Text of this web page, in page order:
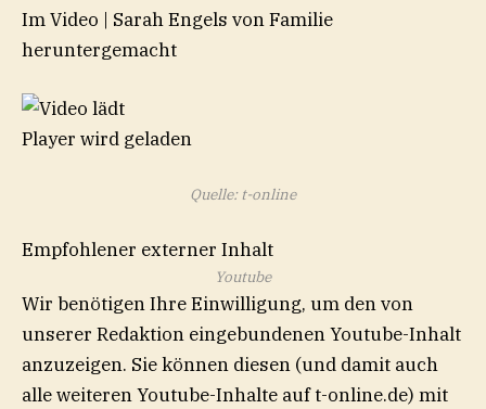
Im Video | Sarah Engels von Familie
heruntergemacht
Player wird geladen
Quelle: t-online
Empfohlener externer Inhalt
Youtube
Wir benötigen Ihre Einwilligung, um den von
unserer Redaktion eingebundenenYoutube-Inhalt
anzuzeigen. Sie können diesen (und damit auch
alle weiterenYoutube-Inhalte auf t-online.de) mit